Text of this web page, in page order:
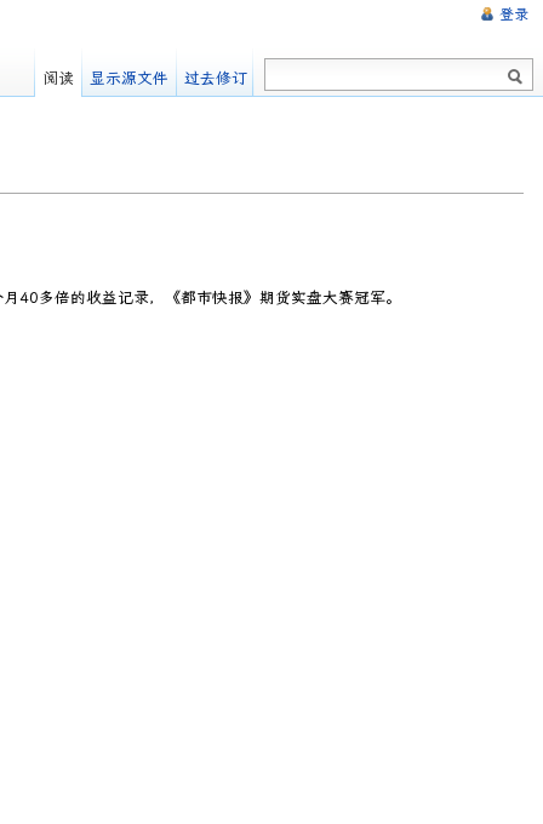
40多倍的收益记录，《都市快报》期货实盘大赛冠军。
登录
阅读 显示源文件 过去修订